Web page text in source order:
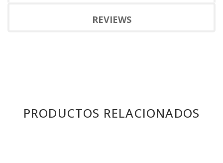
REVIEWS
PRODUCTOS RELACIONADOS